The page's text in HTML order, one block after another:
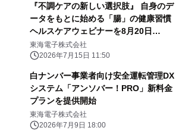
『不調ケアの新しい選択肢』 自身のデ
ータをもとに始める「腸」の健康習慣
ヘルスケアウェビナーを8月20日
（木）開催
東海電子株式会社
2026年7月15日 11:50
白ナンバー事業者向け安全運転管理DX
システム「アンソバー！PRO」新料金
プランを提供開始
東海電子株式会社
2026年7月9日 18:00